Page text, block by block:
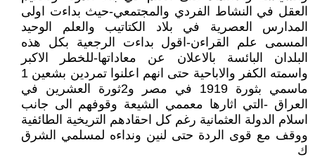
العقل في النشاط الفردي والمجتمعي-حيث بداءت اولى
المدارس العصرية في بلاد الكتاتيب والعلم الوحيد
المسمى علم القراءن-اقول بداءت الرجعية بكل هذه
البلدان البائسة بالاعلان عن معاداتها-للخطر الاكبر
واسمته الكفر والاباحية حتى انهم اعلنوا تمردين بشعين 1
ماسمي بثورة 1919 في مصر و2ثورة العشرين في
العراق -التي اثارها معممي الشيعة وقوفهم الى جانب
اسلام الدولة العثمانية رغم كل احقادهم التريخية الطائفية
ووقف مع قوى الردة حتى لنين ونداءه لمسلمي الشرق
ك